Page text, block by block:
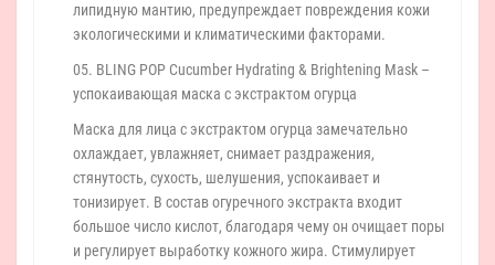
липидную мантию, предупреждает повреждения кожи
экологическими и климатическими факторами.
05. BLING POP Cucumber Hydrating & Brightening Mask –
успокаивающая маска с экстрактом огурца
Маска для лица с экстрактом огурца замечательно
охлаждает, увлажняет, снимает раздражения,
стянутость, сухость, шелушения, успокаивает и
тонизирует. В состав огуречного экстракта входит
большое число кислот, благодаря чему он очищает поры
и регулирует выработку кожного жира. Стимулирует